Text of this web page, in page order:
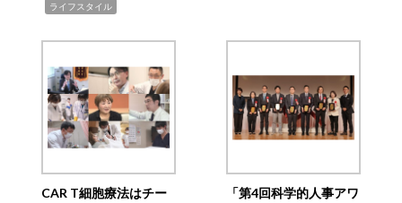
ライフスタイル
CAR T細胞療法はチー
「第4回科学的人事アワ